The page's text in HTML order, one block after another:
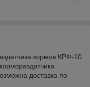
кормов КРФ-10.
доставка по